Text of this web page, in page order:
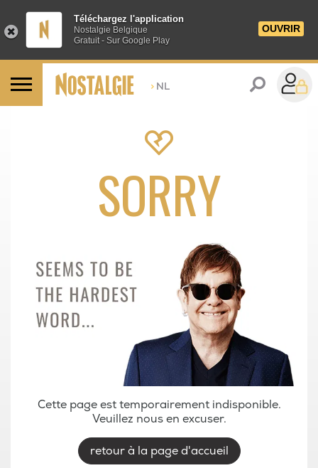
Téléchargez l'application
Nostalgie Belgique
Gratuit - Sur Google Play
OUVRIR
> NL
SORRY
Cette page est temporairement indisponible.
Veuillez nous en excuser.
retour à la page d'accueil